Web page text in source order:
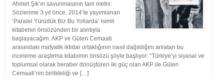
Ahmet Şık’ın savunmasının tam metni:
Sözlerime 3 yıl önce, 2014’te yayımlanan
‘Paralel Yürüdük Biz Bu Yollarda’ isimli
kitabımın önsözünden bir alıntıyla
başlayacağım. AKP ve Gülen Cemaati
arasındaki mafyatik iktidar ortaklığının nasıl dağıldığını anlatan bu
inceleme-araştırma kitabımın önsözü şöyle başlıyor: “Türkiye’yi siyasal ve
toplumsal olarak beraber dönüştüren iki güç olan AKP ile Gülen
Cemaati’nin birlikteliği ve […]